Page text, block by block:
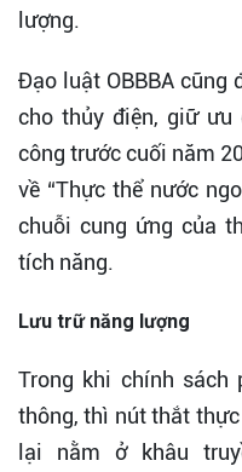
lượng.
Đạo luật OBBBA cũng
cho thủy điện, giữ
công trước cuối năm
về “Thực thể nước
chuỗi cung ứng của
tích năng.
Lưu trữ năng lượng
Trong khi chính sách
thông, thì nút thắt
lại nằm ở khâu